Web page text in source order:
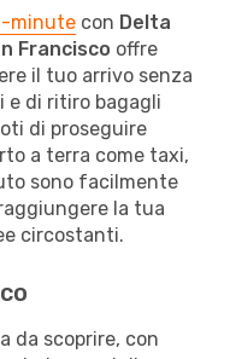
minute con Delta
Francisco offre
il tuo arrivo senza
e di ritiro bagagli
di proseguire
a terra come taxi,
sono facilmente
la tua
circostanti.
da scoprire, con